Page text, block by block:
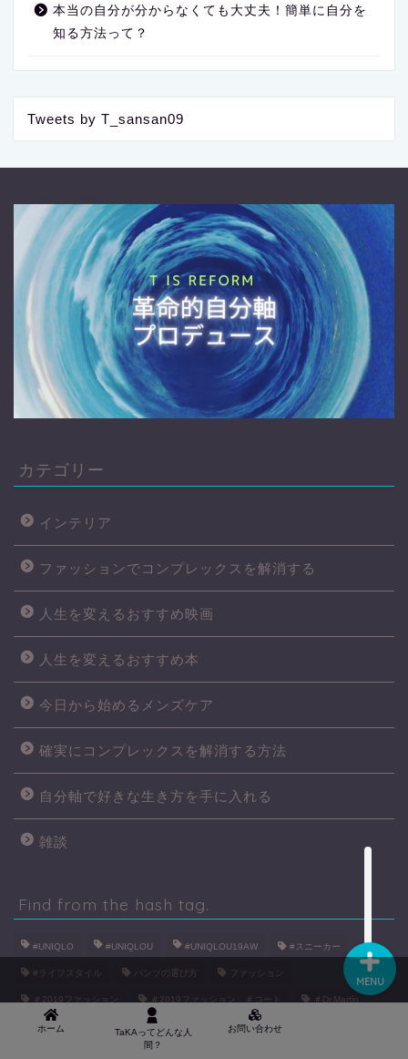
本当の自分が分からなくても大丈夫！簡単に自分を
知る方法って？
Tweets by T_sansan09
カテゴリー
インテリア
ファッションでコンプレックスを解消する
人生を変えるおすすめ映画
人生を変えるおすすめ本
今日から始めるメンズケア
確実にコンプレックスを解消する方法
自分軸で好きな生き方を手に入れる
雑談
Find from the hash tag.
#UNIQLO #UNIQLOU #UNIQLOU19AW #スニーカー
#ライフスタイル パンツの選び方 ファッション
＃2019ファッション ＃2019ファッション、＃コート ＃Dr.Martin
＃UNIQLO ＃UNIQLOU ＃UNIQLO×Engineered Garments
＃インテリア
ホーム
TaKAってどんな人
間？
お問い合わせ
MENU